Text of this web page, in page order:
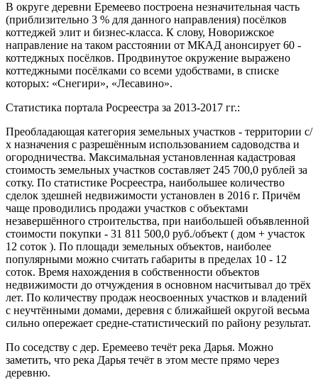
В округе деревни Еремеево построена незначительная часть
(приблизительно 3 % для данного направления) посёлков
коттеджей элит и бизнес-класса. К слову, Новорижское
направление на таком расстоянии от МКАД анонсирует 60 -
коттеджных посёлков. Продвинутое окружение выражено
коттеджными посёлками со всеми удобствами, в списке
которых: «Снегири», «Лесавино».
Статистика портала Росреестра за 2013-2017 гг.:
Преобладающая категория земельных участков - территории с/
х назначения с разрешённым использованием садоводства и
огородничества. Максимальная установленная кадастровая
стоимость земельных участков составляет 245 700,0 рублей за
сотку. По статистике Росреестра, наибольшее количество
сделок здешней недвижимости установлен в 2016 г. Причём
чаще проводились продажи участков c объектами
незавершённого строительства, при наибольшей объявленной
стоимости покупки - 31 811 500,0 руб./объект ( дом + участок
12 соток ). По площади земельных объектов, наиболее
популярными можно считать габариты в пределах 10 - 12
соток. Время нахождения в собственности объектов
недвижимости до отчуждения в основном насчитывал до трёх
лет. По количеству продаж неосвоенных участков и владений
c неучтёнными домами, деревня с ближайшей округой весьма
сильно опережает средне-статистический по району результат.
По соседству с дер. Еремеево течёт река Дарья. Можно
заметить, что река Дарья течёт в этом месте прямо через
деревню.